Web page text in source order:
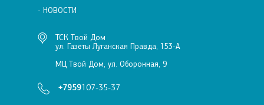
- НОВОСТИ
ТСК Твой Дом
ул. Газеты Луганская Правда, 153-А
МЦ Твой Дом, ул. Оборонная, 9
+7959107-35-37